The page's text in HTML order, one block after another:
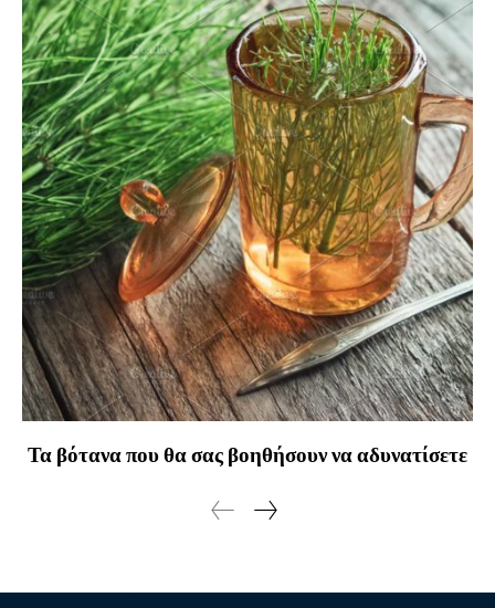
Τα βότανα που θα σας βοηθήσουν να αδυνατίσετε